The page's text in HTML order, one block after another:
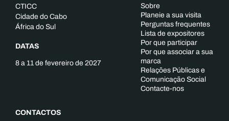
CTICC
Cidade do Cabo
África do Sul
DATAS
8 a 11 de fevereiro de 2027
CONTACTOS
Sobre
Planeie a sua visita
Perguntas frequentes
Lista de expositores
Por que participar
Por que associar a sua
marca
Relações Públicas e
Comunicação Social
Contacte-nos